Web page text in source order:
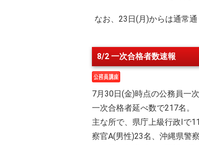
なお、23日(月)からは通常通
8/2 一次合格者数速報
7月30日(金)時点の公務員一
一次合格者延べ数で217名。
主な所で、県庁上級行政Ⅰで
察官A(男性)23名、沖縄県警